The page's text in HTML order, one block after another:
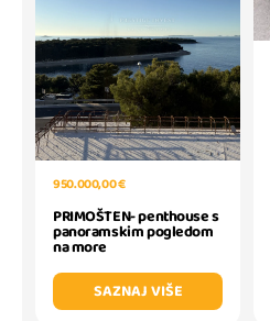
950.000,00 €
PRIMOŠTEN- penthouse s
panoramskim pogledom
na more
SAZNAJ VIŠE